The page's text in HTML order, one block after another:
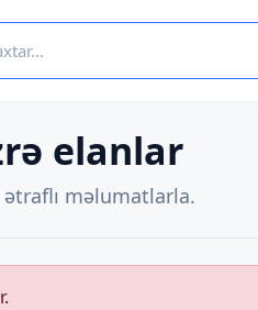
elanlar
məlumatlarla.